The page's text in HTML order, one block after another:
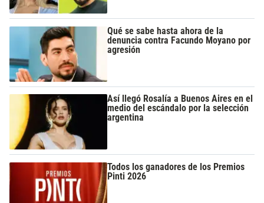
Qué se sabe hasta ahora de la
denuncia contra Facundo Moyano por
agresión
Así llegó Rosalía a Buenos Aires en el
medio del escándalo por la selección
argentina
Todos los ganadores de los Premios
Pinti 2026